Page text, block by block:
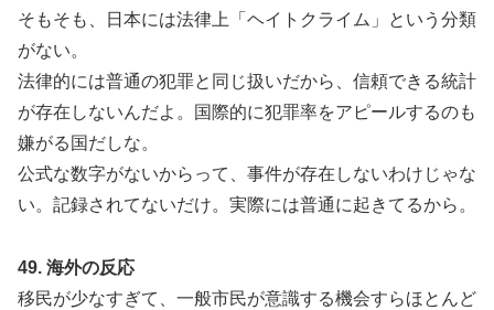
そもそも、日本には法律上「ヘイトクライム」という分類
がない。
法律的には普通の犯罪と同じ扱いだから、信頼できる統計
が存在しないんだよ。国際的に犯罪率をアピールするのも
嫌がる国だしな。
公式な数字がないからって、事件が存在しないわけじゃな
い。記録されてないだけ。実際には普通に起きてるから。
49. 海外の反応
移民が少なすぎて、一般市民が意識する機会すらほとんど